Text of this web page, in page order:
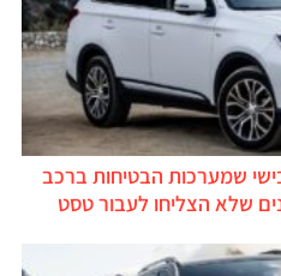
שמערכות הבטיחות ברכב
שלא הצליחו לעבור טסט